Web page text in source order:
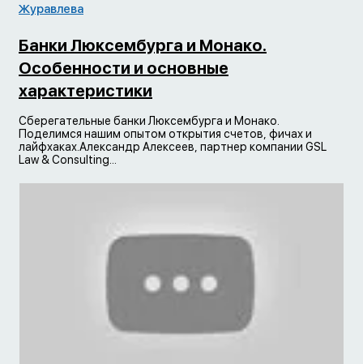
Журавлева
Банки Люксембурга и Монако.
Особенности и основные
характеристики
Сберегательные банки Люксембурга и Монако.
Поделимся нашим опытом открытия счетов, фичах и
лайфхаках.Александр Алексеев, партнер компании GSL
Law & Consulting...